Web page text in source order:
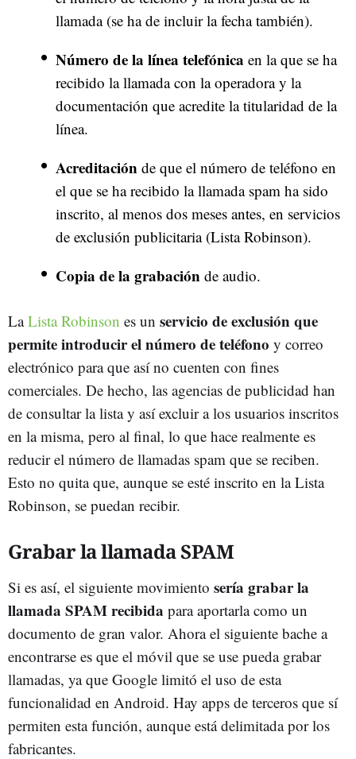
llamada (se ha de incluir la fecha también).
Número de la línea telefónica en la que se ha
recibido la llamada con la operadora y la
documentación que acredite la titularidad de la
línea.
Acreditación de que el número de teléfono en
el que se ha recibido la llamada spam ha sido
inscrito, al menos dos meses antes, en servicios
de exclusión publicitaria (Lista Robinson).
Copia de la grabación de audio.
LaLista Robinson es un servicio de exclusión que
permite introducir el número de teléfono y correo
electrónico para que así no cuenten con fines
comerciales. De hecho, las agencias de publicidad han
de consultar la lista y así excluir a los usuarios inscritos
en la misma, pero al final, lo que hace realmente es
reducir el número de llamadas spam que se reciben.
Esto no quita que, aunque se esté inscrito en la Lista
Robinson, se puedan recibir.
Grabar la llamada SPAM
Si es así, el siguiente movimiento sería grabar la
llamada SPAM recibida para aportarla como un
documento de gran valor. Ahora el siguiente bache a
encontrarse es que el móvil que se use pueda grabar
llamadas, ya que Google limitó el uso de esta
funcionalidad en Android. Hay apps de terceros que sí
permiten esta función, aunque está delimitada por los
fabricantes.